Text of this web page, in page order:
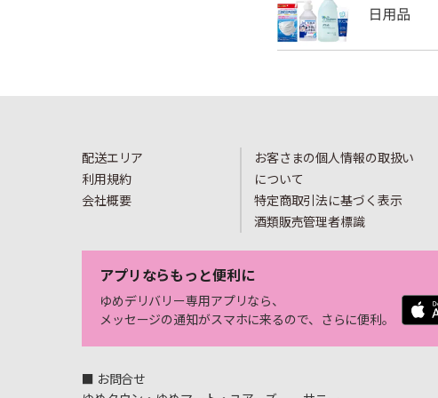
配送エリア
利用規約
会社概要
お客さまの個人情報の取扱い
について
特定商取引法に基づく表示
酒類販売管理者標識
アプリならもっと便利に
ゆめデリバリー専用アプリなら、
メッセージの通知がスマホに来るので、さらに便利。
■ お問合せ